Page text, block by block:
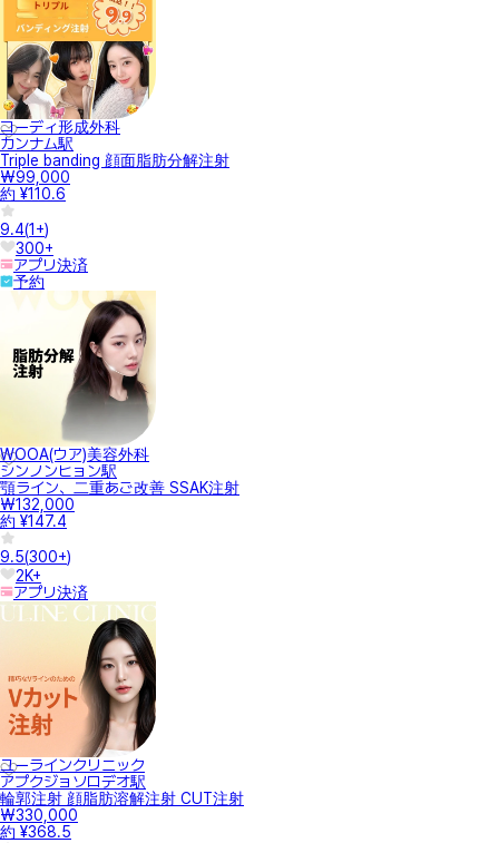
コーディ形成外科
カンナム駅
Triple banding 顔面脂肪分解注射
₩99,000
約 ¥110.6
9.4(1+)
300+
アプリ決済
予約
WOOA(ウア)美容外科
シンノンヒョン駅
顎ライン、二重あご改善 SSAK注射
₩132,000
約 ¥147.4
9.5(300+)
2K+
アプリ決済
ユーラインクリニック
アプクジョソロデオ駅
輪郭注射 顔脂肪溶解注射 CUT注射
₩330,000
約 ¥368.5